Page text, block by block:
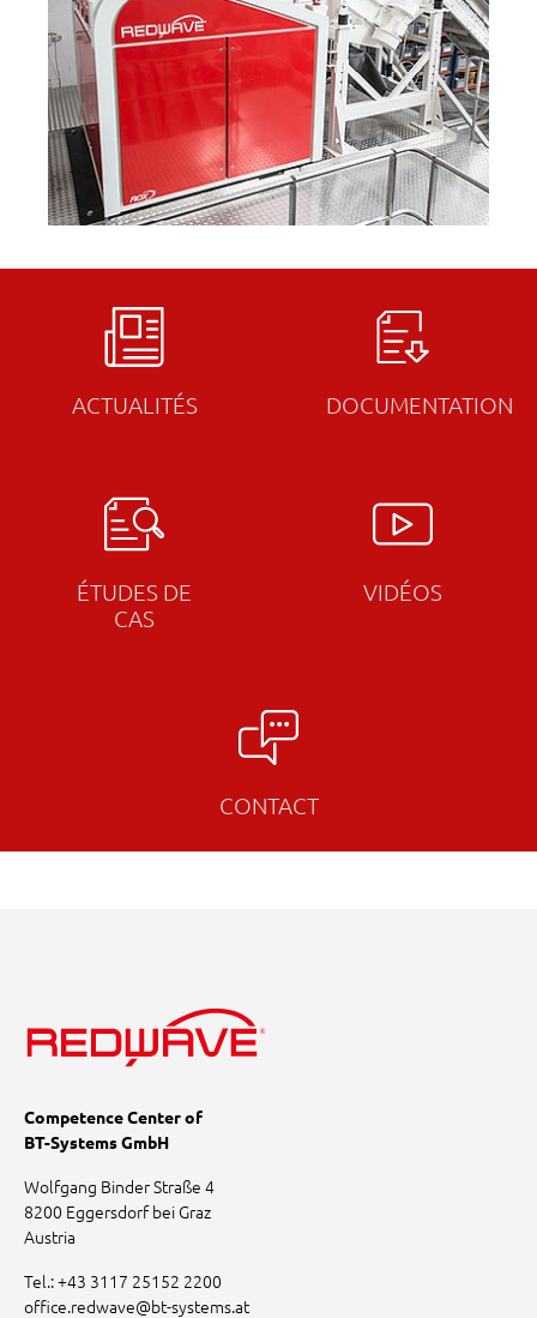
ACTUALITÉS DOCUMENTATION
ÉTUDES DE
CAS
VIDÉOS
CONTACT
Competence Center of
BT-Systems GmbH
Wolfgang Binder Straße 4
8200 Eggersdorf bei Graz
Austria
Tel.:+43 3117 25152 2200
office.redwave@bt-systems.at